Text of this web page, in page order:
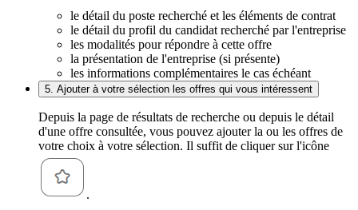
le détail du poste recherché et les éléments de contrat
le détail du profil du candidat recherché par l'entreprise
les modalités pour répondre à cette offre
la présentation de l'entreprise (si présente)
les informations complémentaires le cas échéant
5. Ajouter à votre sélection les offres qui vous intéressent
Depuis la page de résultats de recherche ou depuis le détail
d'une offre consultée, vous pouvez ajouter la ou les offres de
votre choix à votre sélection. Il suffit de cliquer sur l'icône
.